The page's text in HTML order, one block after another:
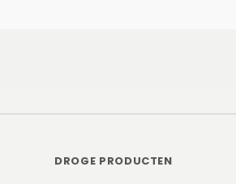
DROGE PRODUCTEN